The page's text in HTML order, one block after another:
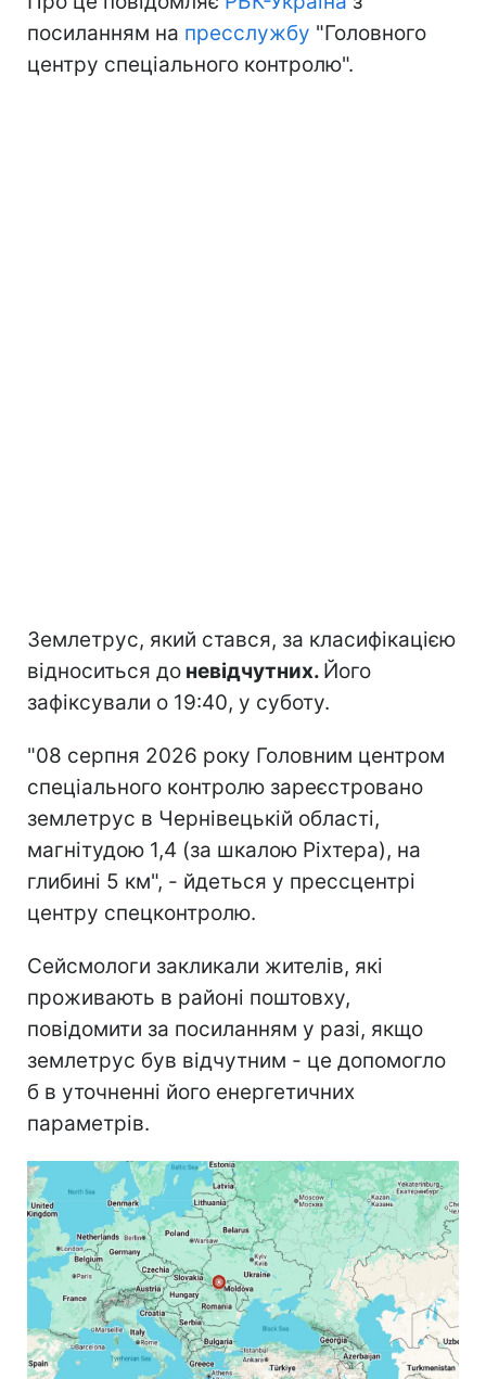
посиланням на пресслужбу "Головного
центру спеціального контролю".
Землетрус, який стався, за класифікацією
відноситься до невідчутних. Його
зафіксували о 19:40, у суботу.
"08 серпня 2026 року Головним центром
спеціального контролю зареєстровано
землетрус в Чернівецькій області,
магнітудою 1,4 (за шкалою Ріхтера), на
глибині 5 км", - йдеться у прессцентрі
центру спецконтролю.
Сейсмологи закликали жителів, які
проживають в районі поштовху,
повідомити за посиланням у разі, якщо
землетрус був відчутним - це допомогло
б в уточненні його енергетичних
параметрів.